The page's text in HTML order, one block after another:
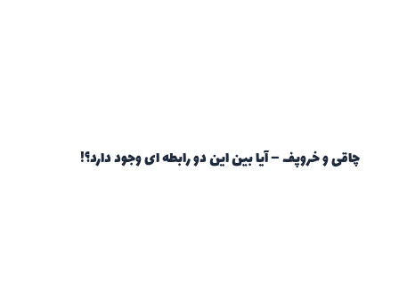
چاقی و خروپف – آیا بین این دو رابطه ای وجود دارد؟!